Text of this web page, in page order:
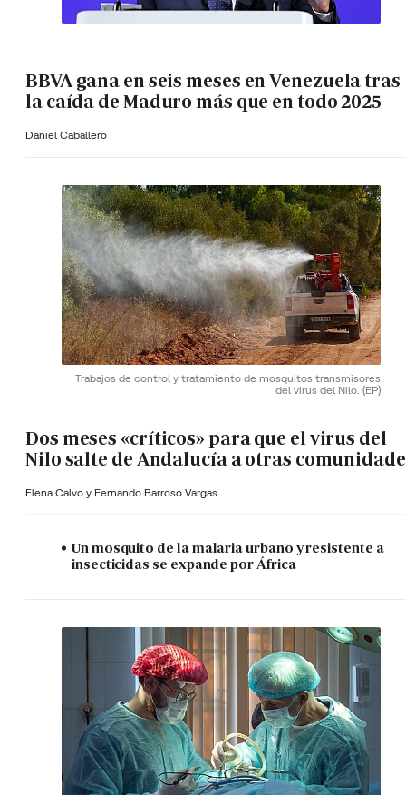
BBVA gana en seis meses en Venezuela tras
la caída de Maduro más que en todo 2025
Daniel Caballero
Trabajos de control y tratamiento de mosquitos transmisores
del virus del Nilo. (EP)
Dos meses «críticos» para que el virus del
Nilo salte de Andalucía a otras
Elena Calvo y Fernando Barroso Vargas
Un mosquito de la malaria urbano y resistente a
insecticidas se expande por África